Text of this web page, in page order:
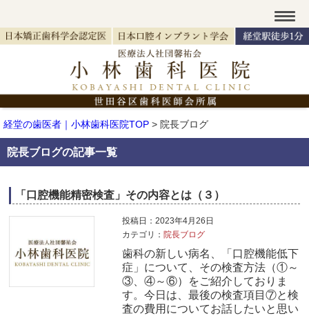
経堂の歯医者｜小林歯科医院TOP > 院長ブログ
院長ブログの記事一覧
「口腔機能精密検査」その内容とは（３）
投稿日：2023年4月26日
カテゴリ： 院長ブログ
歯科の新しい病名、「口腔機能低下
症」について、その検査方法（①～
③、④～⑥）をご紹介しておりま
す。今日は、最後の検査項目⑦と検
査の費用についてお話したいと思い